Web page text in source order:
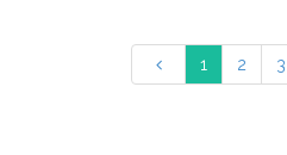
1 2 3